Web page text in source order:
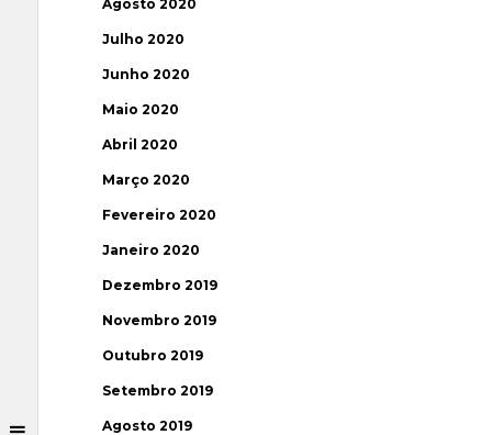
Agosto 2020
Julho 2020
Junho 2020
Maio 2020
Abril 2020
Março 2020
Fevereiro 2020
Janeiro 2020
Dezembro 2019
Novembro 2019
Outubro 2019
Setembro 2019
Agosto 2019